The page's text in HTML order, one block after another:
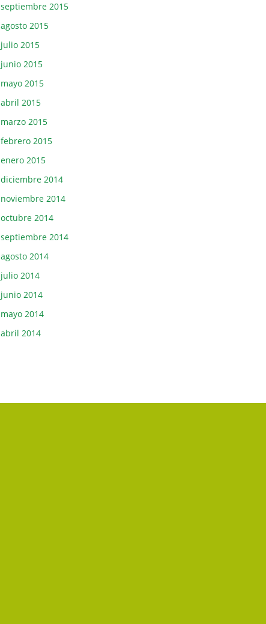
septiembre 2015
agosto 2015
julio 2015
junio 2015
mayo 2015
abril 2015
marzo 2015
febrero 2015
enero 2015
diciembre 2014
noviembre 2014
octubre 2014
septiembre 2014
agosto 2014
julio 2014
junio 2014
mayo 2014
abril 2014